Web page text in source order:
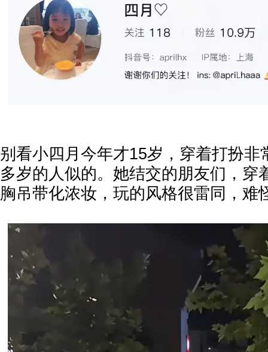
别看小四月今年才15岁，穿着打扮非
多岁的人似的。她结交的朋友们，穿
胸吊带化浓妆，玩的风格很雷同，难